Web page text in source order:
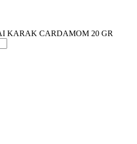
KARAK CARDAMOM 20 GR